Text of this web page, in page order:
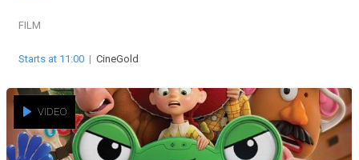
FILM
Starts at 11:00 | CineGold
VIDEO